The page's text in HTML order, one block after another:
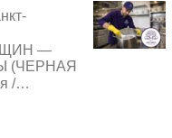
—
(ЧЕРНАЯ
/…